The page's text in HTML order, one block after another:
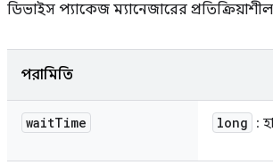
ডিভাইস প্যাকেজ ম্যানেজারের
পরামিতি
waitTime long :